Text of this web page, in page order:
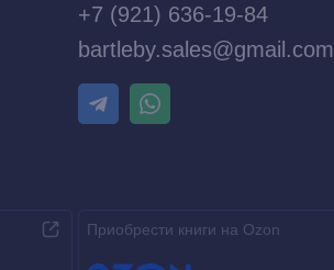
+7 (921) 636-19-84
bartleby.sales@gmail.com
Приобрести книги на Ozon